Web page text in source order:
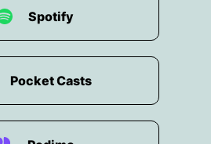
Spotify
Pocket Casts